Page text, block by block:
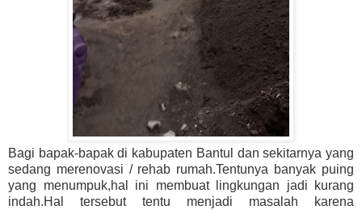
Bagi bapak-bapak di kabupaten Bantul dan sekitarnya yang
sedang merenovasi / rehab rumah.Tentunya banyak puing
yang menumpuk,hal ini membuat lingkungan jadi kurang
indah.Hal tersebut tentu menjadi masalah karena